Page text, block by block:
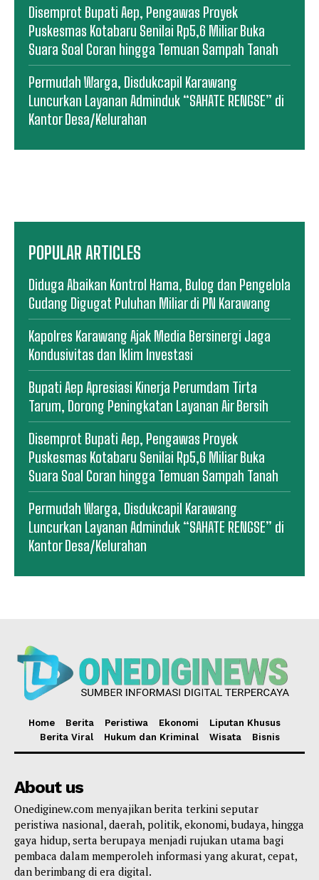
Disemprot Bupati Aep, Pengawas Proyek
Puskesmas Kotabaru Senilai Rp5,6 Miliar Buka
Suara Soal Coran hingga Temuan Sampah Tanah
Permudah Warga, Disdukcapil Karawang
Luncurkan Layanan Adminduk “SAHATE RENGSE” di
Kantor Desa/Kelurahan
POPULAR ARTICLES
Diduga Abaikan Kontrol Hama, Bulog dan Pengelola
Gudang Digugat Puluhan Miliar di PN Karawang
Kapolres Karawang Ajak Media Bersinergi Jaga
Kondusivitas dan Iklim Investasi
Bupati Aep Apresiasi Kinerja Perumdam Tirta
Tarum, Dorong Peningkatan Layanan Air Bersih
Disemprot Bupati Aep, Pengawas Proyek
Puskesmas Kotabaru Senilai Rp5,6 Miliar Buka
Suara Soal Coran hingga Temuan Sampah Tanah
Permudah Warga, Disdukcapil Karawang
Luncurkan Layanan Adminduk “SAHATE RENGSE” di
Kantor Desa/Kelurahan
Home Berita Peristiwa Ekonomi
Liputan Khusus
Berita Viral
Hukum dan Kriminal Wisata Bisnis
About us
Onediginew.com menyajikan berita terkini seputar
peristiwa nasional, daerah, politik, ekonomi, budaya, hingga
gaya hidup, serta berupaya menjadi rujukan utama bagi
pembaca dalam memperoleh informasi yang akurat, cepat,
dan berimbang di era digital.